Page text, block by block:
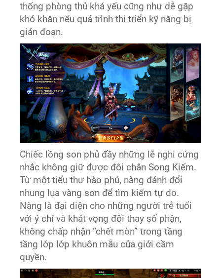
thống phòng thủ khá yếu cũng như dễ gặp
khó khăn nếu quá trình thi triển kỹ năng bị
gián đoạn.
Chiếc lồng son phủ đầy những lễ nghi cứng
nhắc không giữ được đôi chân Song Kiếm.
Từ một tiểu thư hào phú, nàng đánh đổi
nhung lụa vàng son để tìm kiếm tự do.
Nàng là đại diện cho những người trẻ tuổi
với ý chí và khát vọng đổi thay số phận,
không chấp nhận “chết mòn” trong tầng
tầng lớp lớp khuôn mẫu của giới cầm
quyền.